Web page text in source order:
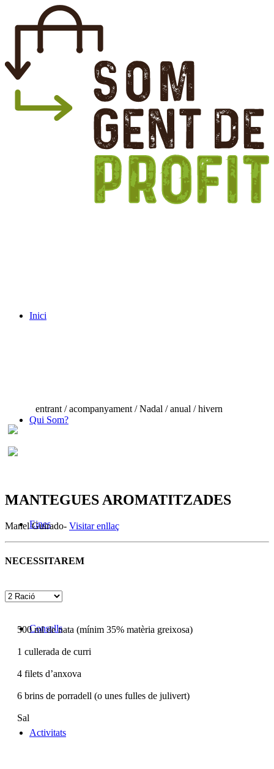
Inici
Qui Som?
Eines
Consells
Activitats
entrant / acompanyament / Nadal / anual / hivern
MANTEGUES AROMATITZADES
Manel Guirado- Visitar enllaç
NECESSITAREM
500ml de nata (mínim 35% matèria greixosa)
1 cullerada de curri
4 filets d’anxova
6 brins de porradell (o unes fulles de julivert)
Sal